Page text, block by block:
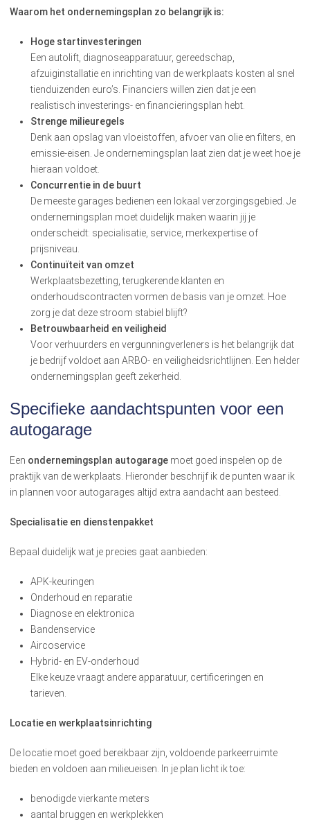
Waarom het ondernemingsplan zo belangrijk is:
Hoge startinvesteringen
Een autolift, diagnoseapparatuur, gereedschap,
afzuiginstallatie en inrichting van de werkplaats kosten al snel
tienduizenden euro’s. Financiers willen zien dat je een
realistisch investerings- en financieringsplan hebt.
Strenge milieuregels
Denk aan opslag van vloeistoffen, afvoer van olie en filters, en
emissie-eisen. Je ondernemingsplan laat zien dat je weet hoe je
hieraan voldoet.
Concurrentie in de buurt
De meeste garages bedienen een lokaal verzorgingsgebied. Je
ondernemingsplan moet duidelijk maken waarin jij je
onderscheidt: specialisatie, service, merkexpertise of
prijsniveau.
Continuïteit van omzet
Werkplaatsbezetting, terugkerende klanten en
onderhoudscontracten vormen de basis van je omzet. Hoe
zorg je dat deze stroom stabiel blijft?
Betrouwbaarheid en veiligheid
Voor verhuurders en vergunningverleners is het belangrijk dat
je bedrijf voldoet aan ARBO- en veiligheidsrichtlijnen. Een helder
ondernemingsplan geeft zekerheid.
Specifieke aandachtspunten voor een
autogarage
Een ondernemingsplan autogarage moet goed inspelen op de
praktijk van de werkplaats. Hieronder beschrijf ik de punten waar ik
in plannen voor autogarages altijd extra aandacht aan besteed.
Specialisatie en dienstenpakket
Bepaal duidelijk wat je precies gaat aanbieden:
APK-keuringen
Onderhoud en reparatie
Diagnose en elektronica
Bandenservice
Aircoservice
Hybrid- en EV-onderhoud
Elke keuze vraagt andere apparatuur, certificeringen en
tarieven.
Locatie en werkplaatsinrichting
De locatie moet goed bereikbaar zijn, voldoende parkeerruimte
bieden en voldoen aan milieueisen. In je plan licht ik toe:
benodigde vierkante meters
aantal bruggen en werkplekken